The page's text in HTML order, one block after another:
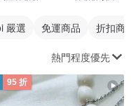
嚴選 免運商品 折扣商
熱門程度優先
95 折